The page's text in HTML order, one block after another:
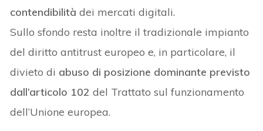
contendibilità dei mercati digitali.
Sullo sfondo resta inoltre il tradizionale impianto
del diritto antitrust europeo e, in particolare, il
divieto di abuso di posizione dominante previsto
dall’articolo 102del Trattato sul funzionamento
dell’Unione europea.